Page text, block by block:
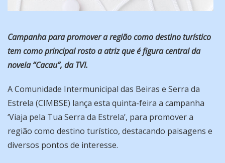
Campanha para promover a região como destino turístico
tem como principal rosto a atriz que é figura central da
novela “Cacau”, da TVI.
A Comunidade Intermunicipal das Beiras e Serra da
Estrela (CIMBSE) lança esta quinta-feira a campanha
‘Viaja pela Tua Serra da Estrela’, para promover a
região como destino turístico, destacando paisagens e
diversos pontos de interesse.